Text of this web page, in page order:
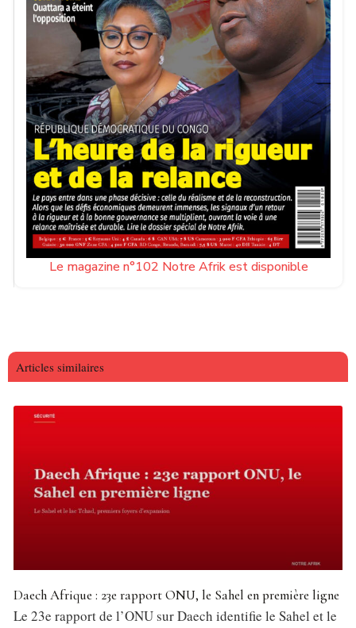
Le magazine n°102 Notre Afrik est disponible
Articles similaires
Daech Afrique : 23e rapport ONU, le Sahel en première ligne
Le 23e rapport de l’ONU sur Daech identifie le Sahel et le